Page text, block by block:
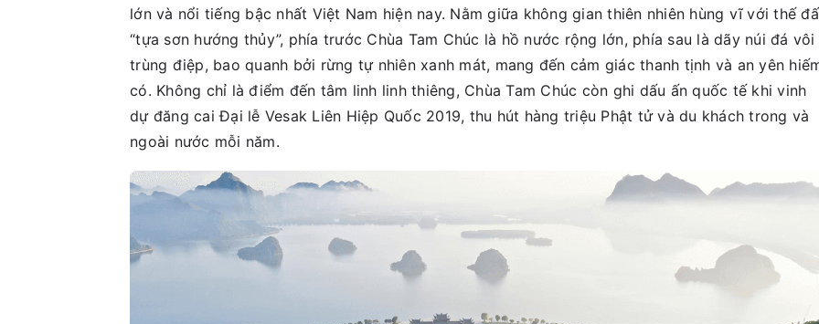
lớn và nổi tiếng bậc nhất Việt Nam hiện nay. Nằm giữa không gian thiên nhiên hùng vĩ với thế
“tựa sơn hướng thủy”, phía trước Chùa Tam Chúc là hồ nước rộng lớn, phía sau là dãy núi đá vôi
trùng điệp, bao quanh bởi rừng tự nhiên xanh mát, mang đến cảm giác thanh tịnh và an yên
có. Không chỉ là điểm đến tâm linh linh thiêng, Chùa Tam Chúc còn ghi dấu ấn quốc tế khi vinh
dự đăng cai Đại lễ Vesak Liên Hiệp Quốc 2019, thu hút hàng triệu Phật tử và du khách trong và
ngoài nước mỗi năm.